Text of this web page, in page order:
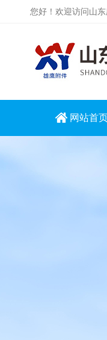
您好！欢迎访问山
网站首